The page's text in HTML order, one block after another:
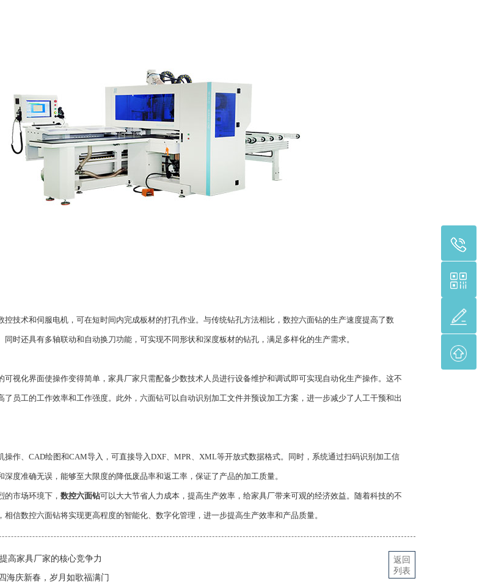
术和伺服电机，可在短时间内完成板材的打孔作业。与传统钻孔方法相比，数控六面钻的生产速度提高了数
同时还具有多轴联动和自动换刀功能，可实现不同形状和深度板材的钻孔，满足多样化的生产需求。
化界面使操作变得简单，家具厂家只需配备少数技术人员进行设备维护和调试即可实现自动化生产操作。这不
了员工的工作效率和工作强度。此外，六面钻可以自动识别加工文件并预设加工方案，进一步减少了人工干预和出
、CAD绘图和CAM导入，可直接导入DXF、MPR、XML等开放式数据格式。同时，系统通过扫码识别加工信
深度准确无误，能够至大限度的降低废品率和返工率，保证了产品的加工质量。
市场环境下， 数控六面钻可以大大节省人力成本，提高生产效率，给家具厂带来可观的经济效益。随着科技的不
相信数控六面钻将实现更高程度的智能化、数字化管理，进一步提高生产效率和产品质量。
高家具厂家的核心竞争力
海庆新春，岁月如歌福满门
返回
列表